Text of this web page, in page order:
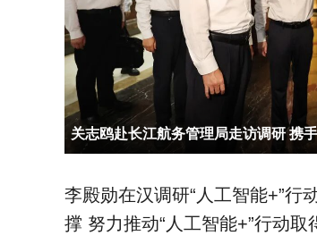
关志鸥赴长江航务管理局走访调研 携
李殿勋在汉调研“人工智能+”行
撑 努力推动“人工智能+”行动取